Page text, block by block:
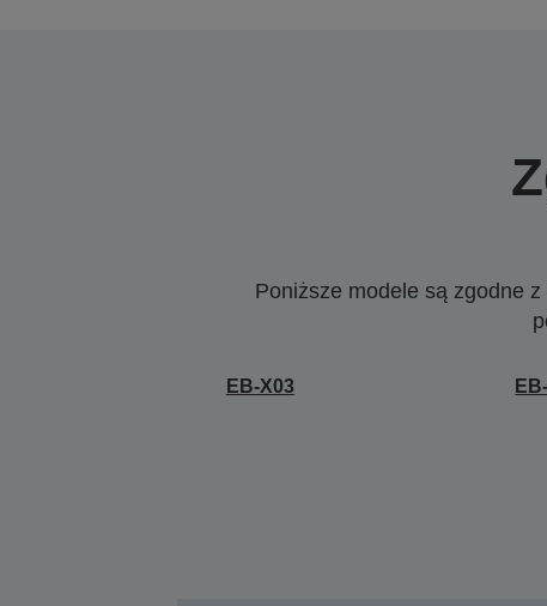
Poniższe modele są zgodne
EB-X03